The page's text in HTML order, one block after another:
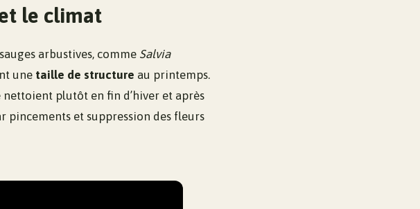
le climat
arbustives, comme Salvia
une taille de structure au printemps.
nettoient plutôt en fin d’hiver et après
pincements et suppression des fleurs